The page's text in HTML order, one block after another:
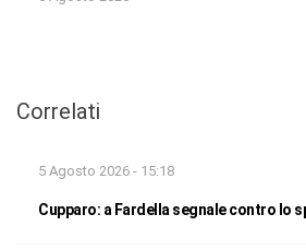
Correlati
5 Agosto 2026 - 15:18
Cupparo: a Fardella segnale contro lo